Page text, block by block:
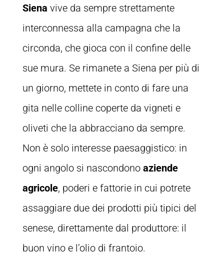
Siena vive da sempre strettamente
interconnessa alla campagna che la
circonda, che gioca con il confine delle
sue mura. Se rimanete a Siena per più di
un giorno, mettete in conto di fare una
gita nelle colline coperte da vigneti e
oliveti che la abbracciano da sempre.
Non è solo interesse paesaggistico: in
ogni angolo si nascondonoaziende
agricole, poderi e fattorie in cui potrete
assaggiare due dei prodotti più tipici del
senese, direttamente dal produttore: il
buon vino e l’olio di frantoio.